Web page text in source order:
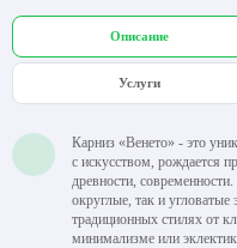
Описание
Услуги
Карниз «Венето» - это
с искусством, рождается
древности,
округлые, так и
традиционных стилях от
минимализме или